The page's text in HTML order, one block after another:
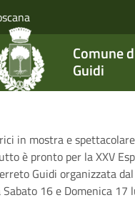
Comune
Guidi
in mostra e
è pronto per la XXV
Guidi organizzata dal
16 e Domenica 17